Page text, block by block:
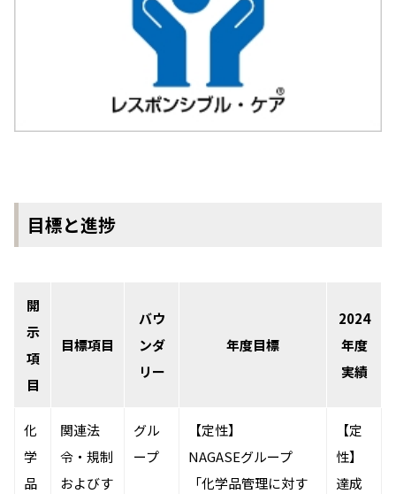
サステナビリティデータ集
サステナビリティサイトについて
採用情報
新卒採用（総合・事務職）
キャリア採用
目標と進捗
開
示
項
目
目標項目
バウ
ンダ
リー
年度目標
2024
年度
実績
化
学
品
関連法
令・規制
およびす
グル
ープ
【定性】
NAGASEグループ
「化学品管理に対す
【定
性】
達成